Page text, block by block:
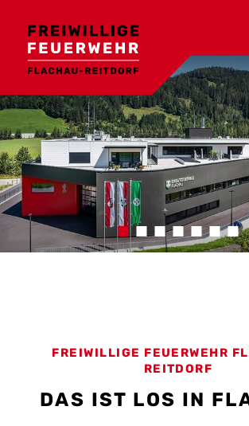
FREIWILLIGE FEUERWEHR
REITDORF
DAS IST LOS IN